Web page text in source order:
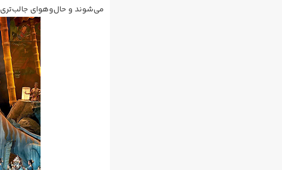
می‌شوند و حال‌وهوای جالب‌تری